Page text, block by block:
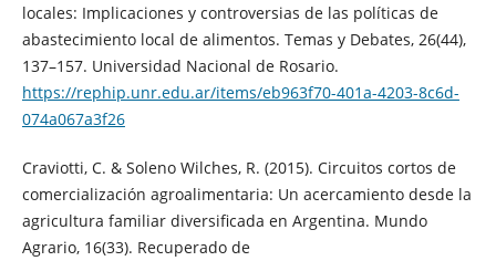
locales: Implicaciones y controversias de las políticas de
abastecimiento local de alimentos. Temas y Debates, 26(44),
137–157. Universidad Nacional de Rosario.
https://rephip.unr.edu.ar/items/eb963f70-401a-4203-8c6d-
074a067a3f26
Craviotti, C. & Soleno Wilches, R. (2015). Circuitos cortos de
comercialización agroalimentaria: Un acercamiento desde la
agricultura familiar diversificada en Argentina. Mundo
Agrario, 16(33). Recuperado de